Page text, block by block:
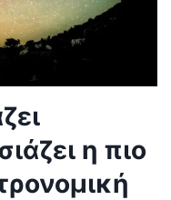
η πιο